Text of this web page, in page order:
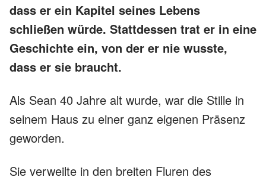
dass er ein Kapitel seines Lebens
schließen würde. Stattdessen trat er in eine
Geschichte ein, von der er nie wusste,
dass er sie braucht.
Als Sean 40 Jahre alt wurde, war die Stille in
seinem Haus zu einer ganz eigenen Präsenz
geworden.
Sie verweilte in den breiten Fluren des